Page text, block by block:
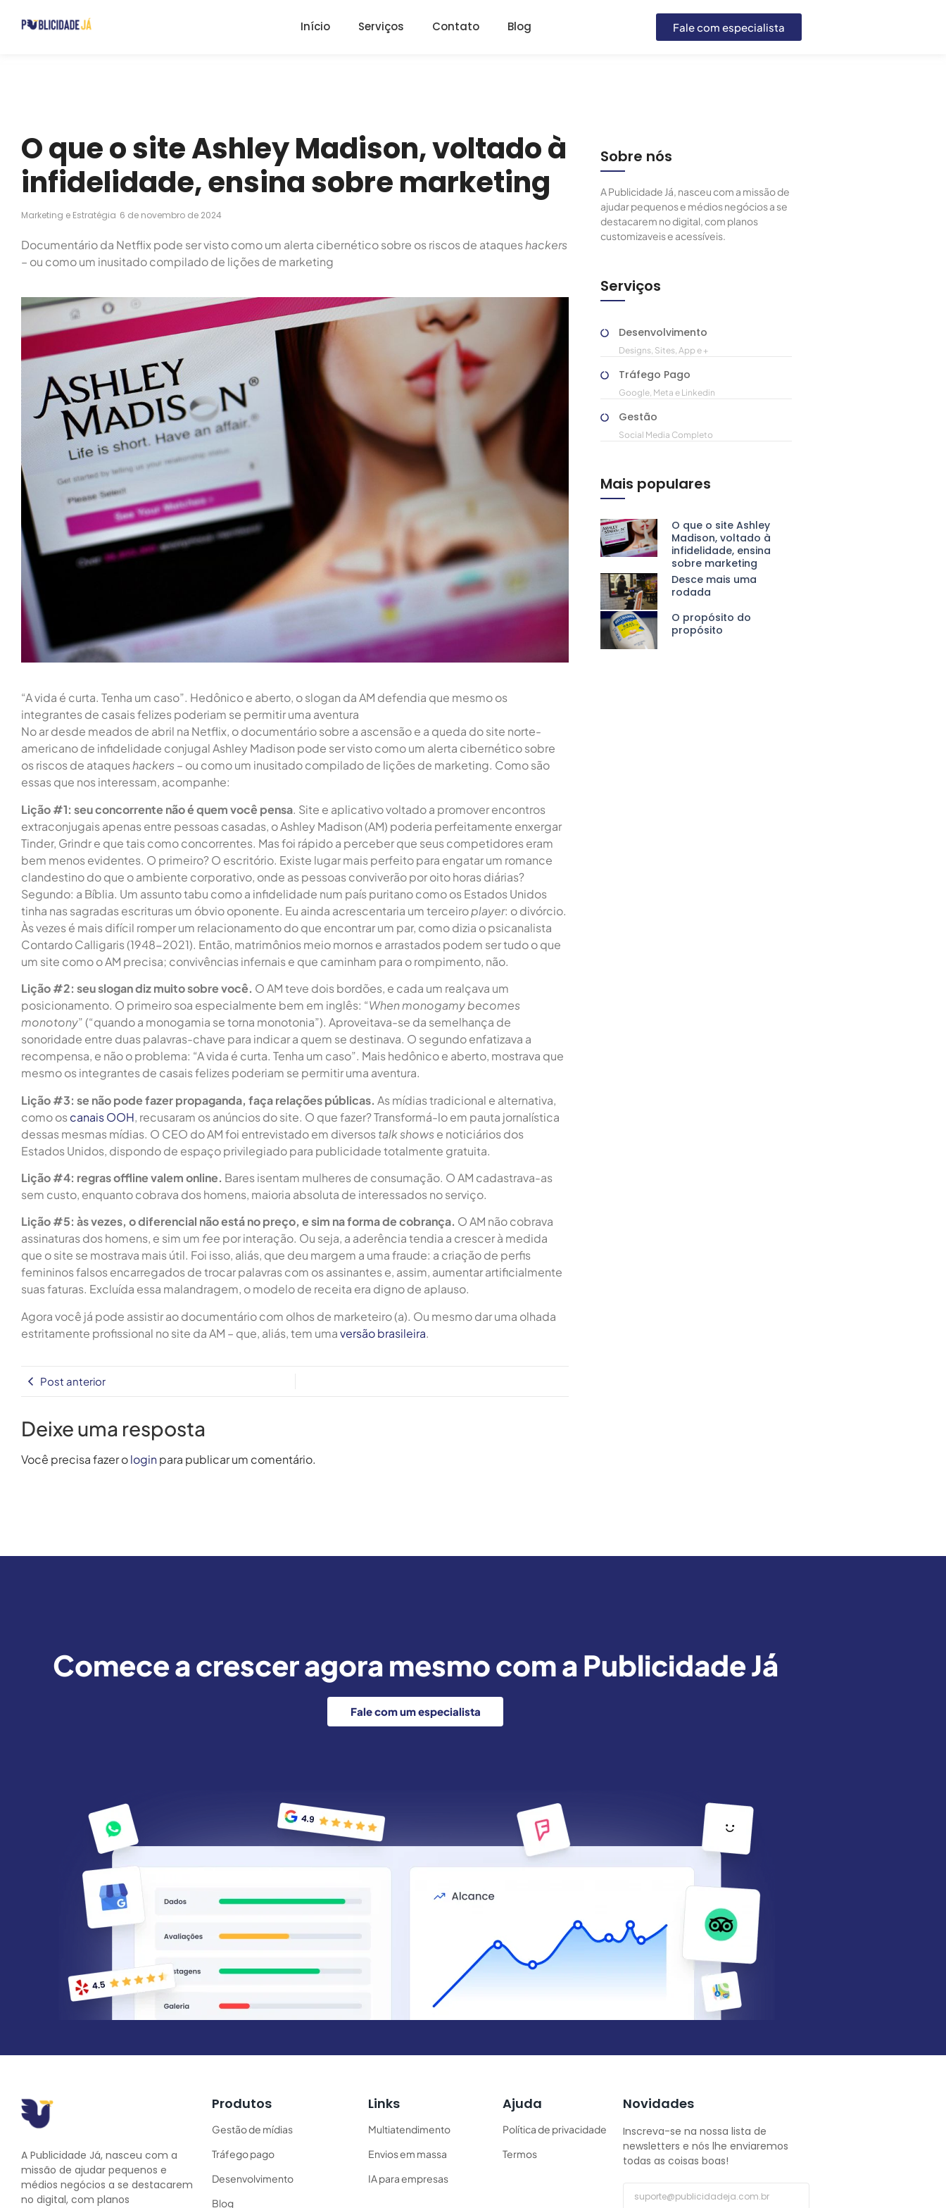
Início Serviços Contato Blog Fale com especialista
O que o site Ashley Madison, voltado à
infidelidade, ensina sobre marketing
Marketing e Estratégia 6 de novembro de 2024
Documentário da Netflix pode ser visto como um alerta cibernético sobre os riscos de ataqueshackers
– ou como um inusitado compilado de lições de marketing
“A vida é curta. Tenha um caso”. Hedônico e aberto, o slogan da AM defendia que mesmo os
integrantes de casais felizes poderiam se permitir uma aventura
No ar desde meados de abril na Netflix, o documentário sobre a ascensão e a queda do site norte-
americano de infidelidade conjugal Ashley Madison pode ser visto como um alerta cibernético sobre
os riscos de ataqueshackers – ou como um inusitado compilado de lições de marketing. Como são
essas que nos interessam, acompanhe:
Lição #1: seu concorrente não é quem você pensa. Site e aplicativo voltado a promover encontros
extraconjugais apenas entre pessoas casadas, o Ashley Madison (AM) poderia perfeitamente enxergar
Tinder, Grindr e que tais como concorrentes. Mas foi rápido a perceber que seus competidores eram
bem menos evidentes. O primeiro? O escritório. Existe lugar mais perfeito para engatar um romance
clandestino do que o ambiente corporativo, onde as pessoas conviverão por oito horas diárias?
Segundo: a Bíblia. Um assunto tabu como a infidelidade num país puritano como os Estados Unidos
tinha nas sagradas escrituras um óbvio oponente. Eu ainda acrescentaria um terceiroplayer: o divórcio.
Às vezes é mais difícil romper um relacionamento do que encontrar um par, como dizia o psicanalista
Contardo Calligaris (1948-2021). Então, matrimônios meio mornos e arrastados podem ser tudo o que
um site como o AM precisa; convivências infernais e que caminham para o rompimento, não.
Lição #2: seu slogan diz muito sobre você. O AM teve dois bordões, e cada um realçava um
posicionamento. O primeiro soa especialmente bem em inglês: “When monogamy becomes
monotony” (“quando a monogamia se torna monotonia”). Aproveitava-se da semelhança de
sonoridade entre duas palavras-chave para indicar a quem se destinava. O segundo enfatizava a
recompensa, e não o problema: “A vida é curta. Tenha um caso”. Mais hedônico e aberto, mostrava que
mesmo os integrantes de casais felizes poderiam se permitir uma aventura.
Lição #3: se não pode fazer propaganda, faça relações públicas. As mídias tradicional e alternativa,
como oscanais OOH, recusaram os anúncios do site. O que fazer? Transformá-lo em pauta jornalística
dessas mesmas mídias. O CEO do AM foi entrevistado em diversostalk shows e noticiários dos
Estados Unidos, dispondo de espaço privilegiado para publicidade totalmente gratuita.
Lição #4: regras offline valem online. Bares isentam mulheres de consumação. O AM cadastrava-as
sem custo, enquanto cobrava dos homens, maioria absoluta de interessados no serviço.
Lição #5: às vezes, o diferencial não está no preço, e sim na forma de cobrança. O AM não cobrava
assinaturas dos homens, e sim um fee por interação. Ou seja, a aderência tendia a crescer à medida
que o site se mostrava mais útil. Foi isso, aliás, que deu margem a uma fraude: a criação de perfis
femininos falsos encarregados de trocar palavras com os assinantes e, assim, aumentar artificialmente
suas faturas. Excluída essa malandragem, o modelo de receita era digno de aplauso.
Agora você já pode assistir ao documentário com olhos de marketeiro (a). Ou mesmo dar uma olhada
estritamente profissional no site da AM – que, aliás, tem umaversão brasileira.
Post anterior
Deixe uma resposta
Você precisa fazer ologinpara publicar um comentário.
Sobre nós
A Publicidade Já, nasceu com a missão de
ajudar pequenos e médios negócios a se
destacarem no digital, com planos
customizaveis e acessíveis.
Serviços
Desenvolvimento
Designs, Sites, App e +
Tráfego Pago
Google, Meta e Linkedin
Gestão
Social Media Completo
Mais populares
O que o site Ashley
Madison, voltado à
infidelidade, ensina
sobre marketing
Desce mais uma
rodada
O propósito do
propósito
Comece a crescer agora mesmo com a Publicidade Já
Fale com um especialista
A Publicidade Já, nasceu com a
missão de ajudar pequenos e
médios negócios a se destacarem
no digital, com planos
Produtos
Gestão de mídias
Tráfego pago
Desenvolvimento
Blog
Links
Multiatendimento
Envios em massa
IA para empresas
Ajuda
Política de privacidade
Termos
Novidades
Inscreva-se na nossa lista de
newsletters e nós lhe enviaremos
todas as coisas boas!